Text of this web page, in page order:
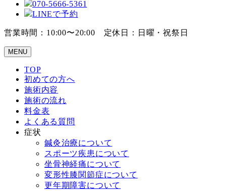
070-5666-5361
LINEで予約
営業時間：10:00〜20:00 定休日：日曜・祝祭日
MENU
TOP
初めての方へ
施術内容
施術の流れ
料金表
よくある質問
症状
鍼灸治療について
スポーツ疾患について
坐骨神経痛について
変形性膝関節症について
更年期障害について